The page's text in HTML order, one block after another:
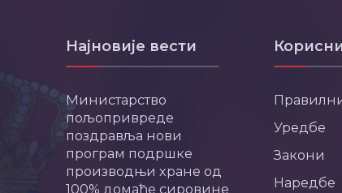
Најновије вести
Министарство
пољопривреде
поздравља нови
програм подршке
производњи хране од
100% домаће сировине
Уредбе
Закони
Наредбе